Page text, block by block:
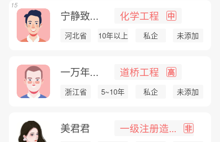
宁静致... 化学工程 中
河北省 10年以上 私企 未添加
15
一万年... 道桥工程 高
浙江省 5~10年 私企 未添加
美君君 一级注册造... 非